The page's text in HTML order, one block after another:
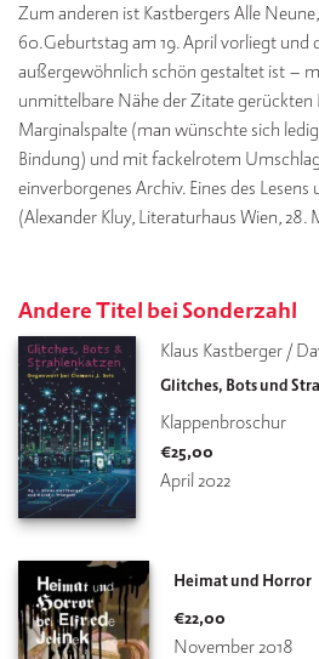
Zum anderen ist Kastbergers Alle
60.Geburtstag am 19. April vorliegt und
außergewöhnlich schön gestaltet ist –
unmittelbare Nähe der Zitate gerückten
Marginalspalte (man wünschte sich
Bindung) und mit fackelrotem
einverborgenes Archiv. Eines des Lesens
(Alexander Kluy, Literaturhaus Wien, 28.
Andere Titel bei Sonderzahl
Klaus Kastberger /
Glitches, Bots und
Klappenbroschur
€25,00
April 2022
Heimat und Horror
€22,00
November 2018